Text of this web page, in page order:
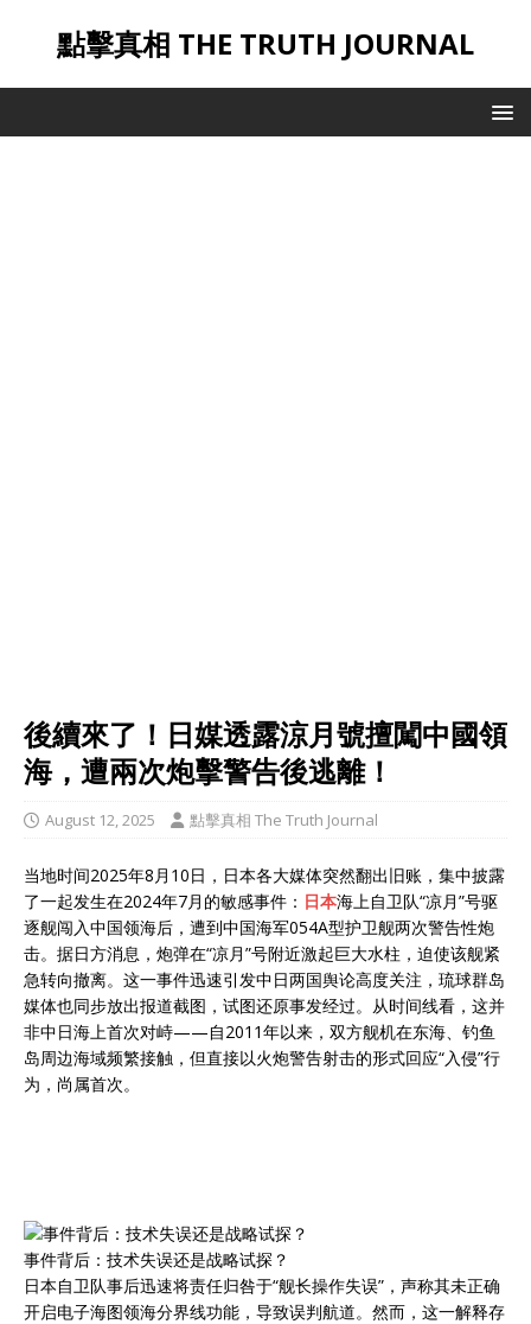
點擊真相 THE TRUTH JOURNAL
後續來了！日媒透露涼月號擅闖中國領
海，遭兩次炮擊警告後逃離！
August 12, 2025 點擊真相 The Truth Journal
当地时间2025年8月10日，日本各大媒体突然翻出旧账，集中披露
了一起发生在2024年7月的敏感事件： 日本海上自卫队“凉月”号驱
逐舰闯入中国领海后，遭到中国海军054A型护卫舰两次警告性炮
击。据日方消息，炮弹在“凉月”号附近激起巨大水柱，迫使该舰紧
急转向撤离。这一事件迅速引发中日两国舆论高度关注，琉球群岛
媒体也同步放出报道截图，试图还原事发经过。从时间线看，这并
非中日海上首次对峙——自2011年以来，双方舰机在东海、钓鱼
岛周边海域频繁接触，但直接以火炮警告射击的形式回应“入侵”行
为，尚属首次。
事件背后：技术失误还是战略试探？
日本自卫队事后迅速将责任归咎于“舰长操作失误”，声称其未正确
开启电子海图领海分界线功能，导致误判航道。然而，这一解释存